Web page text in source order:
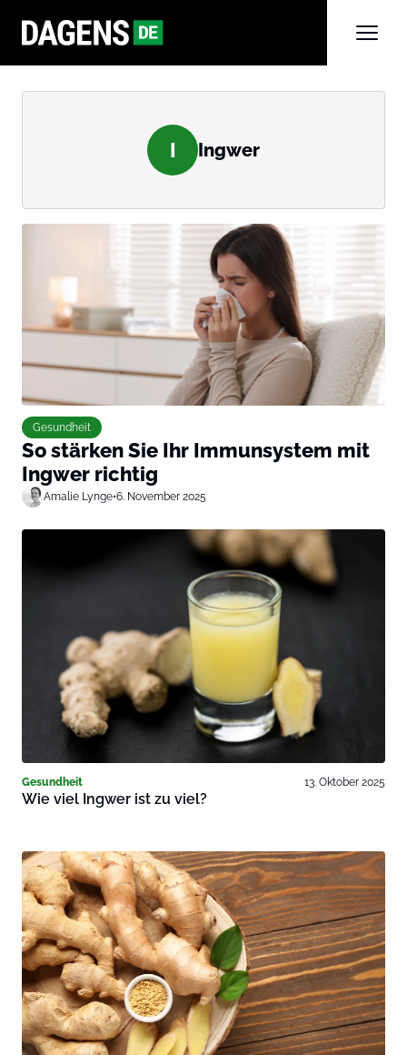
I Ingwer
Gesundheit
So stärken Sie Ihr Immunsystem mit
Ingwer richtig
Amalie Lynge•6. November 2025
Gesundheit 13. Oktober 2025
Wie viel Ingwer ist zu viel?